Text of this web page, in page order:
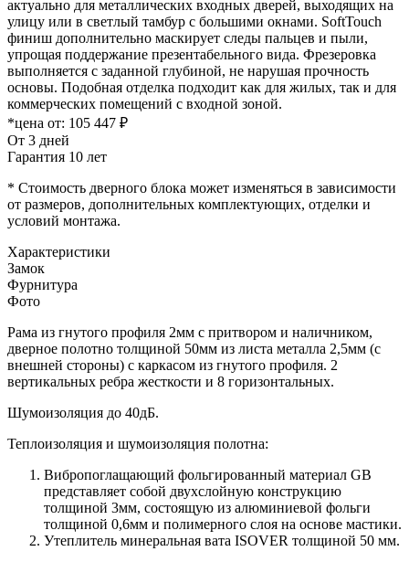
актуально для металлических входных дверей, выходящих на
улицу или в светлый тамбур с большими окнами. SoftTouch
финиш дополнительно маскирует следы пальцев и пыли,
упрощая поддержание презентабельного вида. Фрезеровка
выполняется с заданной глубиной, не нарушая прочность
основы. Подобная отделка подходит как для жилых, так и для
коммерческих помещений с входной зоной.
*цена от: 105 447 ₽
От 3 дней
Гарантия 10 лет
* Стоимость дверного блока может изменяться в зависимости
от размеров, дополнительных комплектующих, отделки и
условий монтажа.
Характеристики
Замок
Фурнитура
Фото
Рама из гнутого профиля 2мм с притвором и наличником,
дверное полотно толщиной 50мм из листа металла 2,5мм (с
внешней стороны) c каркасом из гнутого профиля. 2
вертикальных ребра жесткости и 8 горизонтальных.
Шумоизоляция до 40дБ.
Теплоизоляция и шумоизоляция полотна:
Вибропоглащающий фольгированный материал GB
представляет собой двухслойную конструкцию
толщиной 3мм, состоящую из алюминиевой фольги
толщиной 0,6мм и полимерного слоя на основе мастики.
Утеплитель минеральная вата ISOVER толщиной 50 мм.